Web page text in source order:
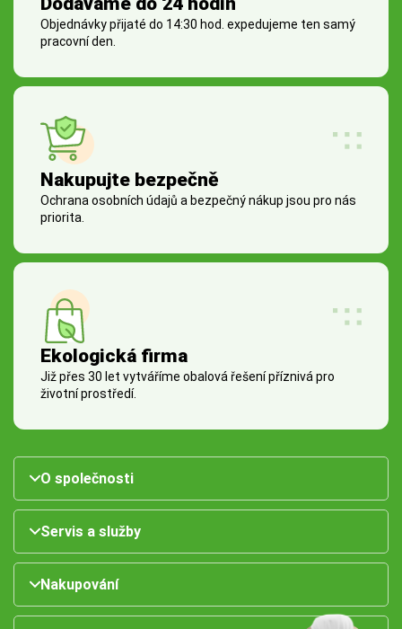
Objednávky přijaté do 14:30 hod. expedujeme ten samý
pracovní den.
Nakupujte bezpečně
Ochrana osobních údajů a bezpečný nákup jsou pro nás
priorita.
Ekologická firma
Již přes 30 let vytváříme obalová řešení příznivá pro
životní prostředí.
O společnosti
Servis a služby
Nakupování